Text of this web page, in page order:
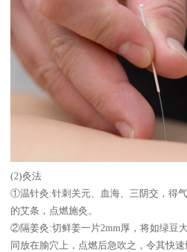
(2)灸法
①温针灸:针刺关元、血海、三阴交，得
的艾条，点燃施灸。
②隔姜灸:切鲜姜一片2mm厚，将如绿豆
同放在腧穴上，点燃后急吹之，令其快